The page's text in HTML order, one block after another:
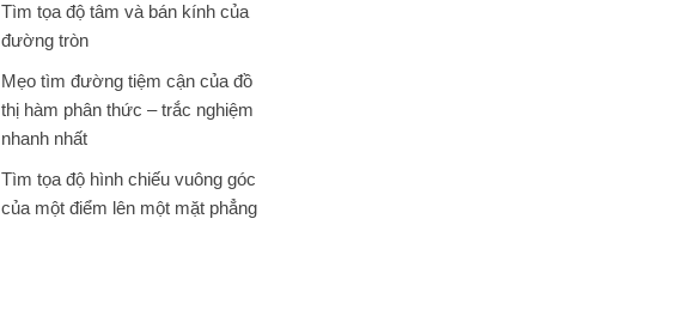
Tìm tọa độ tâm và bán kính của
đường tròn
Mẹo tìm đường tiệm cận của đồ
thị hàm phân thức – trắc nghiệm
nhanh nhất
Tìm tọa độ hình chiếu vuông góc
của một điểm lên một mặt phẳng